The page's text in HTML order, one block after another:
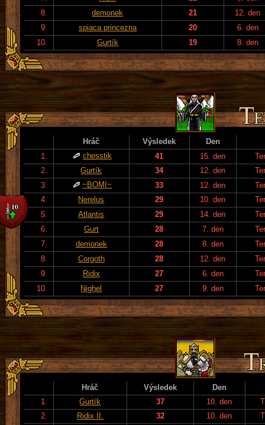
8.
demonek 21
12. den
9.
spiaca princezna 20
6. den
10.
Gurtík 19 8. den
Hráč Výsledek
Den
1.
chesstik 41 15. den
2.
Gurtík 34 12. den
3.
~BOMI~ 33 12. den
4.
Nerelus 29 10. den
5.
Atlantis 29 14. den
6.
Gurt 28 7. den
7.
demonek 28 8. den
8.
Corgoth 28 12. den
9.
Ridix 27 6. den
10.
Nighel 27 9. den
Hráč Výsledek
Den
1.
Gurtík 37 10. den
2.
Ridix II. 32 10. den